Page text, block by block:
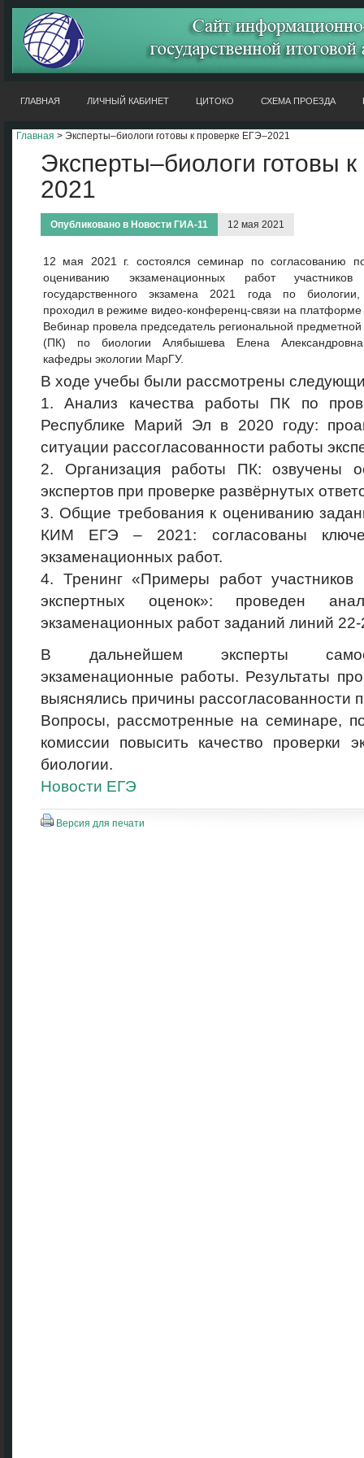
ГЛАВНАЯ ЛИЧНЫЙ КАБИНЕТ ЦИТОКО СХЕМА ПРОЕЗДА
Главная > Эксперты–биологи готовы к проверке ЕГЭ–2021
Эксперты–биологи готовы
2021
Опубликовано в Новости ГИА-11 12 мая 2021
12 мая 2021 г. состоялся cеминар по согласованию
оцениванию экзаменационных работ участников
государственного экзамена 2021 года по
проходил в режиме видео-конференц-связи на
Вебинар провела председатель региональной
(ПК) по биологии Алябышева Елена
кафедры экологии МарГУ.
В ходе учебы были рассмотрены
1. Анализ качества работы ПК по
Республике Марий Эл в 2020 году:
ситуации рассогласованности работы
2. Организация работы ПК: озвучены
экспертов при проверке развёрнутых
3. Общие требования к оцениванию
КИМ ЕГЭ – 2021: согласованы
экзаменационных работ.
4. Тренинг «Примеры работ
экспертных оценок»: проведен
экзаменационных работ заданий линий 22-
В дальнейшем эксперты
экзаменационные работы. Результаты
выяснялись причины рассогласованности
Вопросы, рассмотренные на семинаре,
комиссии повысить качество проверки
биологии.
Новости ЕГЭ
Версия для печати